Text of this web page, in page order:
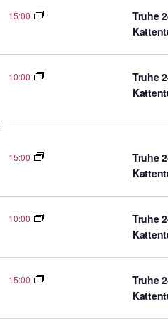
15:00
Truhe
10:00
Truhe
15:00
Truhe
10:00
Truhe
15:00
Truhe